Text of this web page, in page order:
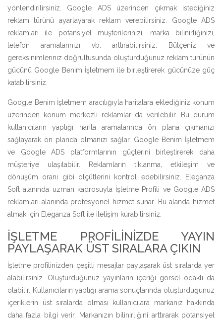
yönlendirilirsiniz. Google ADS üzerinden çıkmak istediğiniz
reklam türünü ayarlayarak reklam verebilirsiniz. Google ADS
reklamları ile potansiyel müşterilerinizi, marka bilinirliğinizi,
telefon aramalarınızı vb. arttırabilirsiniz. Bütçeniz ve
gereksinimleriniz doğrultusunda oluşturduğunuz reklam türünün
gücünü Google Benim İşletmem ile birleştirerek gücünüze güç
katabilirsiniz.
Google Benim İşletmem aracılığıyla haritalara eklediğiniz konum
üzerinden konum merkezli reklamlar da verilebilir. Bu durum
kullanıcıların yaptığı harita aramalarında ön plana çıkmanızı
sağlayarak ön planda olmanızı sağlar. Google Benim İşletmem
ve Google ADS platformlarının güçlerini birleştirerek daha
müşteriye ulaşılabilir. Reklamların tıklanma, etkileşim ve
dönüşüm oranı gibi ölçütlerini kontrol edebilirsiniz. Eleganza
Soft alanında uzman kadrosuyla İşletme Profili ve Google ADS
reklamları alanında profesyonel hizmet sunar. Bu alanda hizmet
almak için Eleganza Soft ile iletişim kurabilirsiniz.
İŞLETME PROFILINIZDE YAYIN
PAYLAŞARAK ÜST SIRALARA ÇIKIN
İşletme profilinizden çeşitli mesajlar paylaşarak üst sıralarda yer
alabilirsiniz. Oluşturduğunuz yayınların içeriği görsel odaklı da
olabilir. Kullanıcıların yaptığı arama sonuçlarında oluşturduğunuz
içeriklerin üst sıralarda olması kullanıcılara markanız hakkında
daha fazla bilgi verir. Markanızın bilinirliğini arttırarak potansiyel